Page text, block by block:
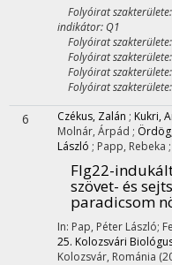
Folyóirat szakterülete:
indikátor: Q1
Folyóirat szakterülete:
Folyóirat
Folyóirat
Folyóirat
6 Czékus, Zalán ; Kukri,
Molnár, Árpád ;
László ; Papp, Rebeka ;
Flg22-
szövet- és
paradicsom
In: Pap, Péter László;
25. Kolozsvári
Kolozsvár, Románia